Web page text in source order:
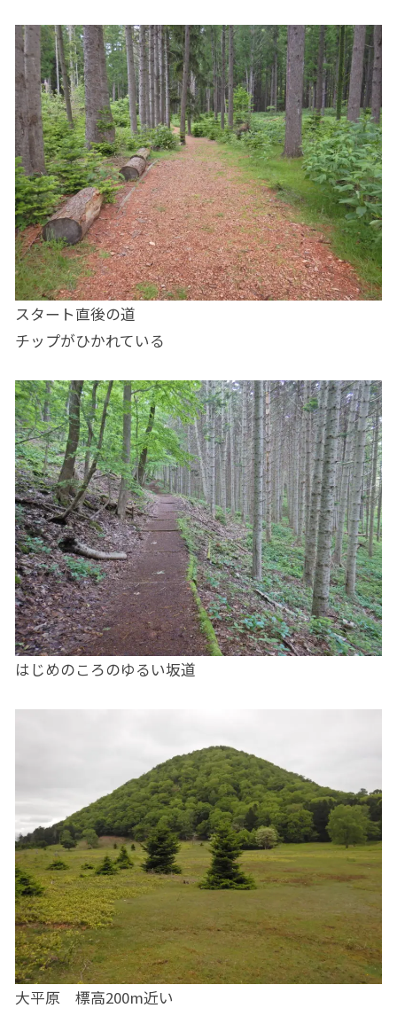
スタート直後の道
チップがひかれている
はじめのころのゆるい坂道
大平原 標高200m近い